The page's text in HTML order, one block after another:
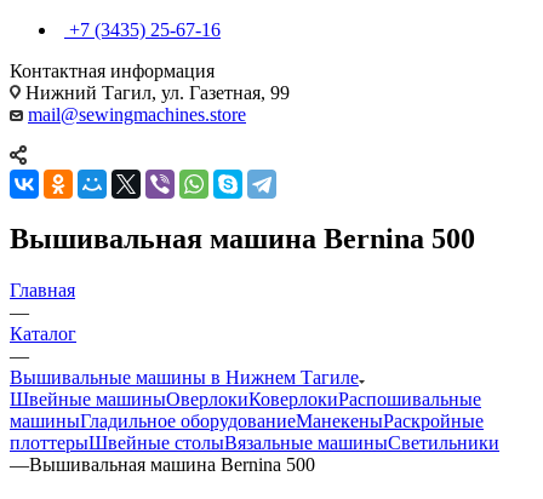
+7 (3435) 25-67-16
Контактная информация
Нижний Тагил, ул. Газетная, 99
mail@sewingmachines.store
Вышивальная машина Bernina 500
Главная
—
Каталог
—
Вышивальные машины в Нижнем Тагиле
Швейные машиныОверлокиКоверлокиРаспошивальные
машиныГладильное оборудованиеМанекеныРаскройные
плоттерыШвейные столыВязальные машиныСветильники
—Вышивальная машина Bernina 500